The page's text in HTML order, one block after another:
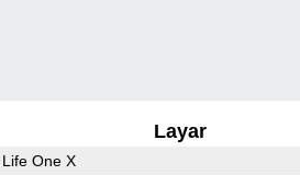
Layar
Life One X